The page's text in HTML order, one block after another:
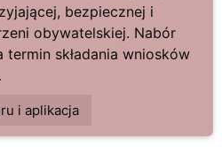
bezpiecznej i
obywatelskiej. Nabór
składania wniosków
i aplikacja